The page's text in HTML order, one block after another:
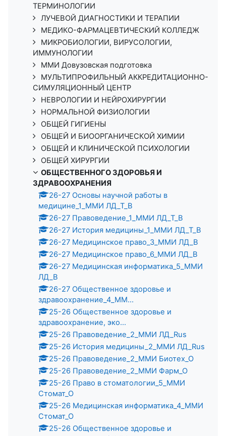
ТЕРМИНОЛОГИИ
ЛУЧЕВОЙ ДИАГНОСТИКИ И ТЕРАПИИ
МЕДИКО-ФАРМАЦЕВТИЧЕСКИЙ КОЛЛЕДЖ
МИКРОБИОЛОГИИ, ВИРУСОЛОГИИ,
ИММУНОЛОГИИ
ММИ Довузовская подготовка
МУЛЬТИПРОФИЛЬНЫЙ АККРЕДИТАЦИОННО-
СИМУЛЯЦИОННЫЙ ЦЕНТР
НЕВРОЛОГИИ И НЕЙРОХИРУРГИИ
НОРМАЛЬНОЙ ФИЗИОЛОГИИ
ОБЩЕЙ ГИГИЕНЫ
ОБЩЕЙ И БИООРГАНИЧЕСКОЙ ХИМИИ
ОБЩЕЙ И КЛИНИЧЕСКОЙ ПСИХОЛОГИИ
ОБЩЕЙ ХИРУРГИИ
ОБЩЕСТВЕННОГО ЗДОРОВЬЯ И
ЗДРАВООХРАНЕНИЯ
26-27 Основы научной работы в
медицине_1_ММИ ЛД_Т_В
26-27 Правоведение_1_ММИ ЛД_Т_В
26-27 История медицины_1_ММИ ЛД_Т_В
26-27 Медицинское право_3_ММИ ЛД_В
26-27 Медицинское право_6_ММИ ЛД_В
26-27 Медицинская информатика_5_ММИ
ЛД_В
26-27 Общественное здоровье и
здравоохранение_4_ММ...
25-26 Общественное здоровье и
здравоохранение, эко...
25-26 Правоведение_2_ММИ ЛД_Rus
25-26 История медицины_2_ММИ ЛД_Rus
25-26 Правоведение_2_ММИ Биотех_О
25-26 Правоведение_2_ММИ Фарм_О
25-26 Право в стоматологии_5_ММИ
Стомат_О
25-26 Медицинская информатика_4_ММИ
Стомат_О
25-26 Общественное здоровье и